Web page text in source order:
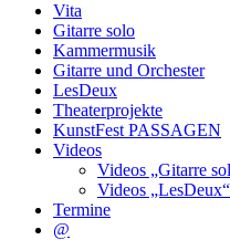
Vita
Gitarre solo
Kammermusik
Gitarre und Orchester
LesDeux
Theaterprojekte
KunstFest PASSAGEN
Videos
Videos „Gitarre
Videos „LesDeux“
Termine
@